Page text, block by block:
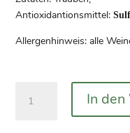
Antioxidantionsmittel:
Allergenhinweis: alle
Niersteiner
In